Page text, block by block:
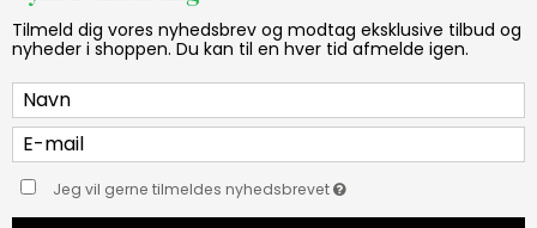
Tilmeld dig vores nyhedsbrev og modtag eksklusive tilbud og
nyheder i shoppen. Du kan til en hver tid afmelde igen.
Jeg vil gerne tilmeldes nyhedsbrevet